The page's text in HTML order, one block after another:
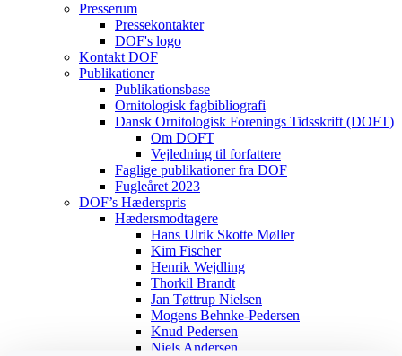
Presserum
Pressekontakter
DOF's logo
Kontakt DOF
Publikationer
Publikationsbase
Ornitologisk fagbibliografi
Dansk Ornitologisk Forenings Tidsskrift (DOFT)
Om DOFT
Vejledning til forfattere
Faglige publikationer fra DOF
Fugleåret 2023
DOF’s Hæderspris
Hædersmodtagere
Hans Ulrik Skotte Møller
Kim Fischer
Henrik Wejdling
Thorkil Brandt
Jan Tøttrup Nielsen
Mogens Behnke-Pedersen
Knud Pedersen
Niels Andersen